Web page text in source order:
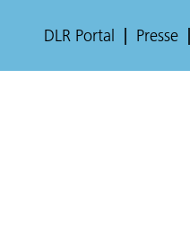
DLR Portal Presse